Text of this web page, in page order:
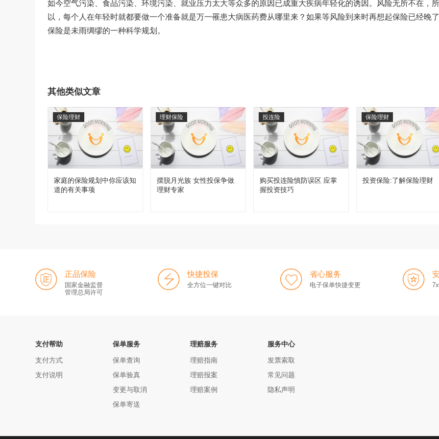
如今空气污染、食品污染、环境污染、就业压力太大等众多的原因已成重大疾病年轻化的诱因。风险无所不在，所
以，每个人在年轻时就都要做一个准备就是万一罹患大病医药费从哪里来？如果等风险到来时再想起保险已经晚
保险是未雨绸缪的一种科学规划。
其他类似文章
家庭的保险规划中你应该知
道的有关事项
保险理财
摆脱月光族 女性投保争做
理财专家
理财保险
购买投连险慎防误区 应掌
握投资技巧
投连险
投资保险:了解保险理财
保险理财
正品保险
国家金融监督
管理总局许可
快捷投保
全方位一键对比
省心服务
电子保单快捷变更
支付帮助
支付方式
支付说明
保单服务
保单查询
保单验真
变更与取消
保单寄送
理赔服务
理赔指南
理赔报案
理赔案例
服务中心
发票索取
常见问题
隐私声明